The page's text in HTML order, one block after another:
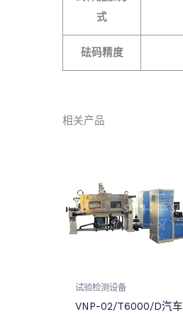
式
砝码精度
相关产品
试验检测设备
VNP-02/T6000/D汽车